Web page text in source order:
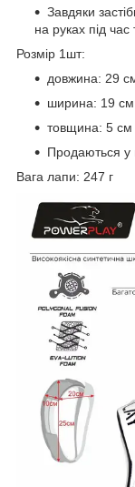
Завдяки
на руках під час
Розмір 1шт:
довжина: 29
ширина: 19 см
товщина: 5 см
Продаються у
Вага лапи: 247 г